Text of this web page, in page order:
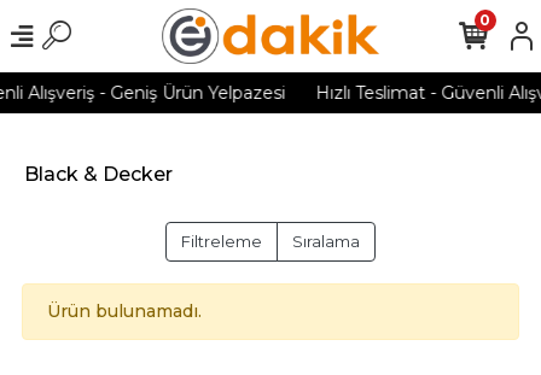
Alışveriş - Geniş Ürün Yelpazesi Hızlı Teslimat - Güvenli
0
Black & Decker
Filtreleme Sıralama
Ürün bulunamadı.